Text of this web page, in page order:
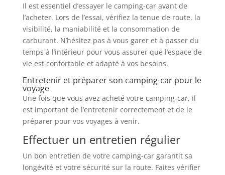
Il est essentiel d’essayer le camping-car avant de
l’acheter. Lors de l’essai, vérifiez la tenue de route, la
visibilité, la maniabilité et la consommation de
carburant. N’hésitez pas à vous garer et à passer du
temps à l’intérieur pour vous assurer que l’espace de
vie est confortable et adapté à vos besoins.
Entretenir et préparer son camping-car pour le
voyage
Une fois que vous avez acheté votre camping-car, il
est important de l’entretenir correctement et de le
préparer pour vos voyages à venir.
Effectuer un entretien régulier
Un bon entretien de votre camping-car garantit sa
longévité et votre sécurité sur la route. Faites vérifier